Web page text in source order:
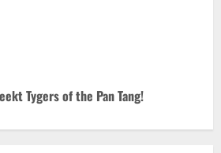
Tygers of the Pan Tang!